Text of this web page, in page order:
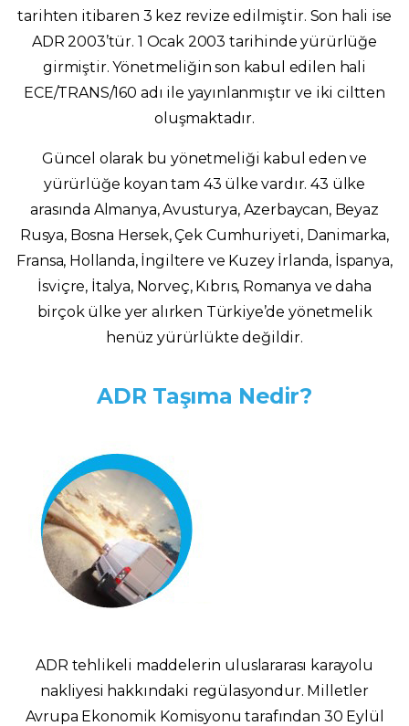
tarihten itibaren 3 kez revize edilmiştir. Son hali ise
ADR 2003’tür. 1 Ocak 2003 tarihinde yürürlüğe
girmiştir. Yönetmeliğin son kabul edilen hali
ECE/TRANS/160 adı ile yayınlanmıştır ve iki ciltten
oluşmaktadır.
Güncel olarak bu yönetmeliği kabul eden ve
yürürlüğe koyan tam 43 ülke vardır. 43 ülke
arasında Almanya, Avusturya, Azerbaycan, Beyaz
Rusya, Bosna Hersek, Çek Cumhuriyeti, Danimarka,
Fransa, Hollanda, İngiltere ve Kuzey İrlanda, İspanya,
İsviçre, İtalya, Norveç, Kıbrıs, Romanya ve daha
birçok ülke yer alırken Türkiye’de yönetmelik
henüz yürürlükte değildir.
ADR Taşıma Nedir?
ADR tehlikeli maddelerin uluslararası karayolu
nakliyesi hakkındaki regülasyondur. Milletler
Avrupa Ekonomik Komisyonu tarafından 30 Eylül